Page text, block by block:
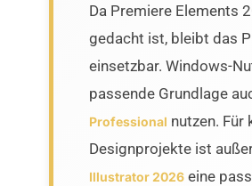
Da Premiere Elements
gedacht ist, bleibt das
einsetzbar. Windows-
passende Grundlage
Professional nutzen. Für
Designprojekte ist
Illustrator 2026 eine